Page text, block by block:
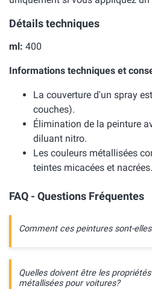
Détails techniques
ml: 400
Informations techniques et
La couverture d'un spray
couches).
Élimination de la peinture
diluant nitro.
Les couleurs métallisées
teintes micacées et nacrées.
FAQ - Questions Fréquentes
Comment ces peintures sont-
Quelles doivent être les
métallisées pour voitures?